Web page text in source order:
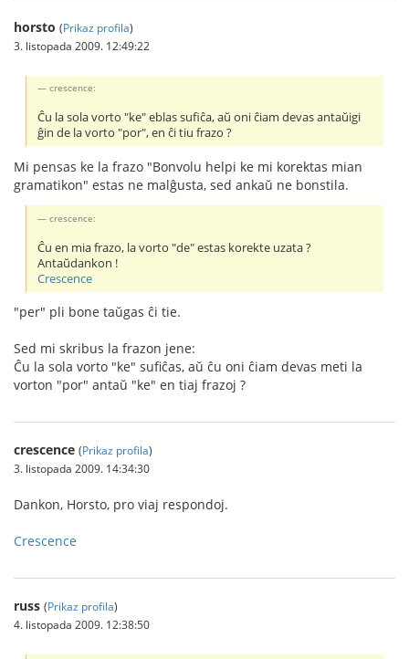
horsto (Prikaz profila)
3. listopada 2009. 12:49:22
crescence:
Ĉu la sola vorto "ke" eblas sufiĉa, aŭ oni ĉiam devas antaŭigi
ĝin de la vorto "por", en ĉi tiu frazo ?
Mi pensas ke la frazo "Bonvolu helpi ke mi korektas mian
gramatikon" estas ne malĝusta, sed ankaŭ ne bonstila.
crescence:
Ĉu en mia frazo, la vorto "de" estas korekte uzata ?
Antaŭdankon !
Crescence
"per" pli bone taŭgas ĉi tie.
Sed mi skribus la frazon jene:
Ĉu la sola vorto "ke" sufiĉas, aŭ ĉu oni ĉiam devas meti la
vorton "por" antaŭ "ke" en tiaj frazoj ?
crescence (Prikaz profila)
3. listopada 2009. 14:34:30
Dankon, Horsto, pro viaj respondoj.
Crescence
russ (Prikaz profila)
4. listopada 2009. 12:38:50